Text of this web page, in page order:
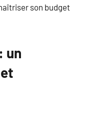
son budget
un